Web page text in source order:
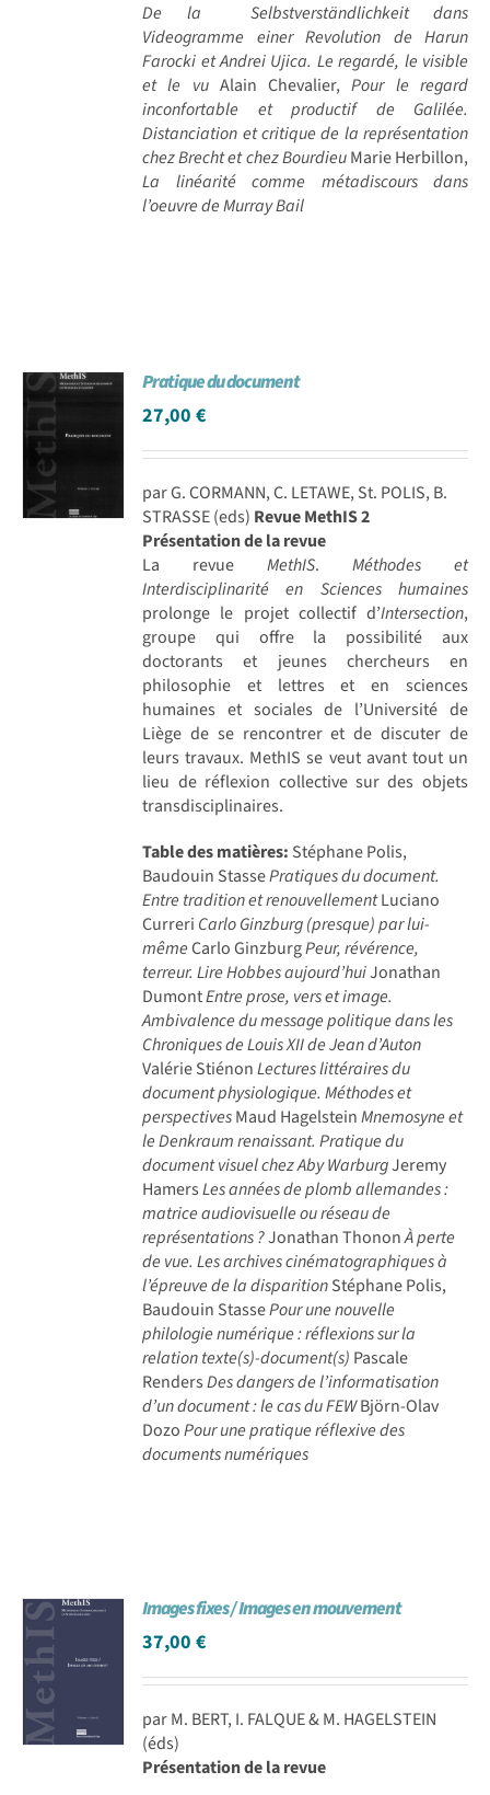
De la Selbstverständlichkeit dans
Videogramme einer Revolution de Harun
Farocki et Andrei Ujica. Le regardé, le visible
et le vuAlain Chevalier,Pour le regard
inconfortable et productif de Galilée.
Distanciation et critique de la représentation
chez Brecht et chez BourdieuMarie Herbillon,
La linéarité comme métadiscours dans
l’oeuvre de Murray Bail
Pratique du document
27,00€
par G. CORMANN, C. LETAWE, St. POLIS, B.
STRASSE (eds) Revue MethIS 2
Présentation de la revue
La revueMethIS. Méthodes et
Interdisciplinarité en Sciences humaines
prolonge le projet collectif d’Intersection,
groupe qui offre la possibilité aux
doctorants et jeunes chercheurs en
philosophie et lettres et en sciences
humaines et sociales de l’Université de
Liège de se rencontrer et de discuter de
leurs travaux. MethIS se veut avant tout un
lieu de réflexion collective sur des objets
transdisciplinaires.
Table des matières: Stéphane Polis,
Baudouin StassePratiques du document.
Entre tradition et renouvellementLuciano
Curreri Carlo Ginzburg (presque) par lui-
mêmeCarlo GinzburgPeur, révérence,
terreur. Lire Hobbes aujourd’huiJonathan
DumontEntre prose, vers et image.
Ambivalence du message politique dans les
Chroniques de Louis XII de Jean d’Auton
Valérie StiénonLectures littéraires du
document physiologique. Méthodes et
perspectivesMaud HagelsteinMnemosyne et
le Denkraum renaissant. Pratique du
document visuel chez Aby WarburgJeremy
HamersLes années de plomb allemandes :
matrice audiovisuelle ou réseau de
représentations ?Jonathan ThononÀ perte
de vue. Les archives cinématographiques à
l’épreuve de la disparitionStéphane Polis,
Baudouin StassePour une nouvelle
philologie numérique : réflexions sur la
relation texte(s)-document(s) Pascale
RendersDes dangers de l’informatisation
d’un document : le cas du FEWBjörn-Olav
DozoPour une pratique réflexive des
documents numériques
Images fixes / Images en mouvement
37,00€
par M. BERT, I. FALQUE & M. HAGELSTEIN
(éds)
Présentation de la revue